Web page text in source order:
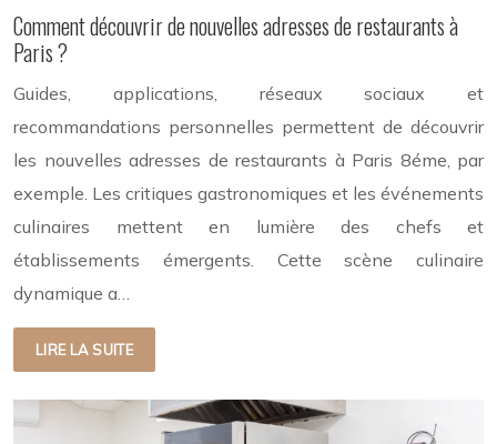
Comment découvrir de nouvelles adresses de restaurants à
Paris ?
Guides, applications, réseaux sociaux et
recommandations personnelles permettent de découvrir
les nouvelles adresses de restaurants à Paris 8éme, par
exemple. Les critiques gastronomiques et les événements
culinaires mettent en lumière des chefs et
établissements émergents. Cette scène culinaire
dynamique a…
LIRE LA SUITE